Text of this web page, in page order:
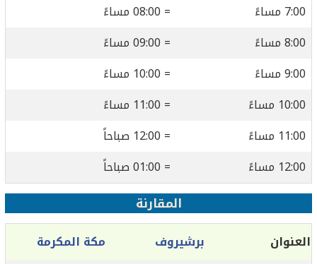
7:00 مساءً
= 08:00 مساءً
8:00 مساءً
= 09:00 مساءً
9:00 مساءً
= 10:00 مساءً
10:00 مساءً
= 11:00 مساءً
11:00 مساءً
= 12:00 صباحاً
12:00 مساءً
= 01:00 صباحاً
المقارنة
العنوان برشيروف
مكة المكرمة